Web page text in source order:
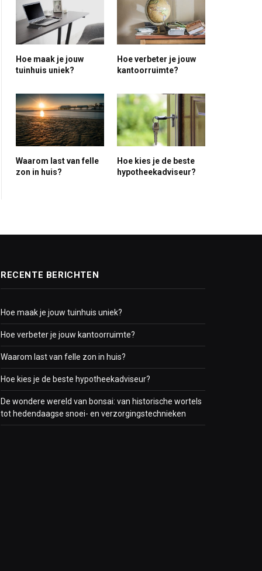
Hoe maak je jouw
tuinhuis uniek?
Hoe verbeter je jouw
kantoorruimte?
Waarom last van felle
zon in huis?
Hoe kies je de beste
hypotheekadviseur?
RECENTE BERICHTEN
Hoe maak je jouw tuinhuis uniek?
Hoe verbeter je jouw kantoorruimte?
Waarom last van felle zon in huis?
Hoe kies je de beste hypotheekadviseur?
De wondere wereld van bonsai: van historische wortels
tot hedendaagse snoei- en verzorgingstechnieken